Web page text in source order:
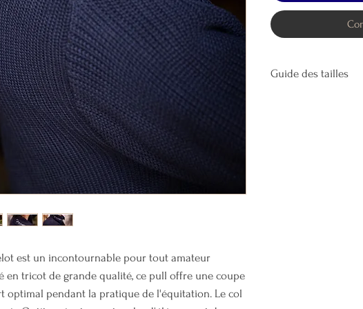
est un incontournable pour tout amateur
en tricot de grande qualité, ce pull offre une coupe
optimal pendant la pratique de l'équitation. Le col
Guide des tailles